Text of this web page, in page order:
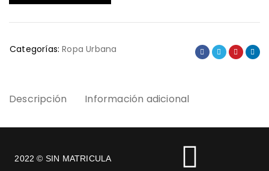
Categorías: Ropa Urbana
Descripción Información adicional
2022 © SIN MATRICULA